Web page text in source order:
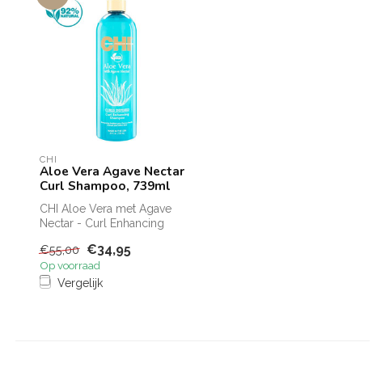
CHI
Aloe Vera Agave Nectar
Curl Shampoo, 739ml
CHI Aloe Vera met Agave
Nectar - Curl Enhancing
shampoo...
€55,00 €34,95
Op voorraad
Vergelijk